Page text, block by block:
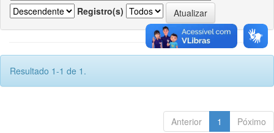
Registro(s)
Resultado 1-1 de 1.
Anterior 1 Póximo